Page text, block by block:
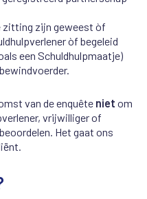
zitting zijn geweest òf
òf begeleid
een Schuldhulpmaatje)
van de enquête niet om
vrijwilliger of
Het gaat ons